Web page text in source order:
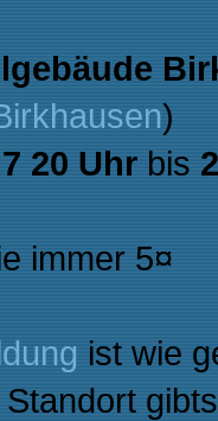
)
20 Uhr bis
immer 5¤
ist wie
Standort